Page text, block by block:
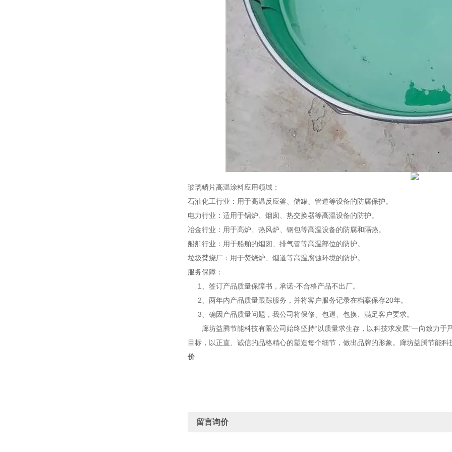
玻璃鳞片高温涂料应用领域：
石油化工行业：用于高温反应釜、储罐、管道等设备的防腐保护。
电力行业：适用于锅炉、烟囱、热交换器等高温设备的防护。
冶金行业：用于高炉、热风炉、钢包等高温设备的防腐和隔热。
船舶行业：用于船舶的烟囱、排气管等高温部位的防护。
垃圾焚烧厂：用于焚烧炉、烟道等高温腐蚀环境的防护。
服务保障：
1、签订产品质量保障书，承诺-不合格产品不出厂。
2、两年内产品质量跟踪服务，并将客户服务记录在档案保存20年。
3、确因产品质量问题，我公司将保修、包退、包换、满足客户要求。
廊坊益腾节能科技有限公司始终坚持“以质量求生存，以科技求发展"一向致力于
目标，以正直、诚信的品格精心的塑造每个细节，做出品牌的形象。廊坊益腾节能
价
留言询价